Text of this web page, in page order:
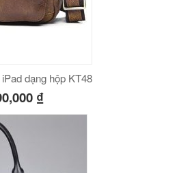
dạng hộp KT48
₫